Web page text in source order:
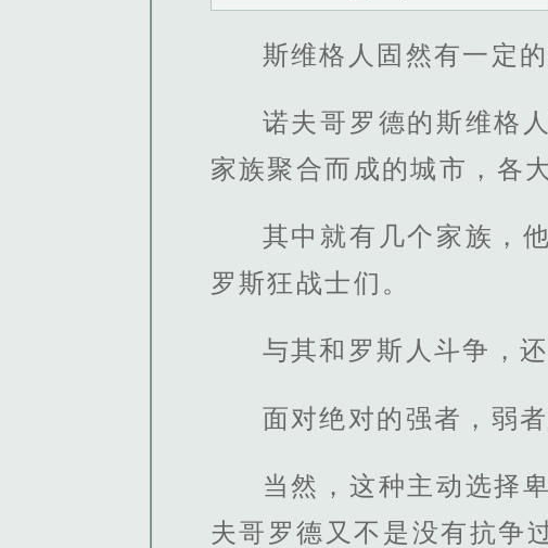
斯维格人固然有一定
诺夫哥罗德的斯维格
家族聚合而成的城市，各
其中就有几个家族，
罗斯狂战士们。
与其和罗斯人斗争，
面对绝对的强者，弱
当然，这种主动选择
夫哥罗德又不是没有抗争